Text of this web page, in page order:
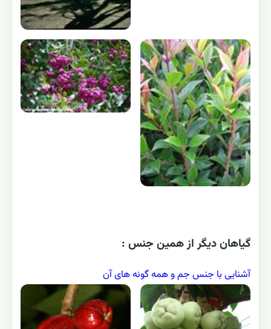
گياهان ديگر از همين جنس :
آشنایی با جنس جم و همه گونه های آن